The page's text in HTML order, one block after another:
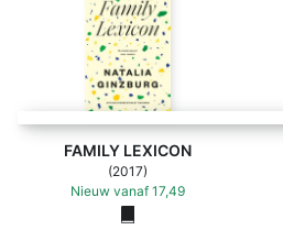
FAMILY LEXICON
(2017)
Nieuw vanaf 17,49